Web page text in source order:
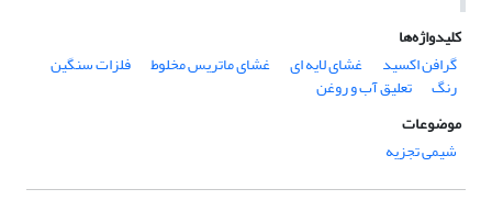
کلیدواژه‌ها
گرافن اکسید
غشای لایه ای غشای ماتریس مخلوط فلزات سنگین
رنگ
تعلیق آب و روغن
موضوعات
شیمی تجزیه